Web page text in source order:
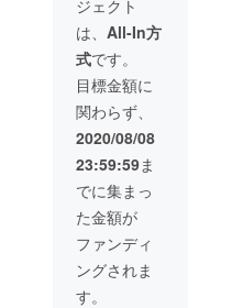
愛媛県
内が中
心とな
りま
す。松
山市が
中心と
なりま
開催時
期や内
容に
よって
様々で
す。
【過去
ワーク
ショッ
プ講座
となり
ます。
・ ま
たこど
も向け
のイベ
ント
は、仮
想の街
でよの
なかの
仕組み
を楽し
・ 大
人向け
のイベ
ント
は、シ
ティズ
ンシッ
プ（主
権者）
教育・
SDGs・
子ども
の権利
などを
テーマ
とした
の内容
にもよ
ります
が、基
本的に
当団体
のイベ
ント参
加費は
大人
1000
円、こ
ども
（18歳
未満・
高校生
家に設
置予定
の
「メッ
セージ
ボード
（仮）
」にお
名前や
メッ
セージ
を掲載
（希望
者）
● 当団
体ホー
からの
お礼状
● こど
もタウ
ンの公
式マス
コット
キャラ
クター
のシー
ル 3
セット
● 当団
体主催
イベン
ト券
ジェクト
は、 All-In方
式です。
目標金額に
関わらず、
2020/08/08
23:59:59ま
でに集まっ
た金額が
ファンディ
ングされま
す。